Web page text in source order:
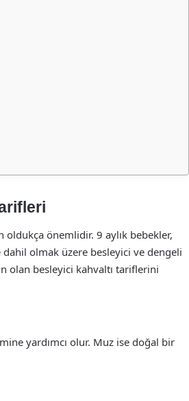
oldukça önemlidir. 9 aylık bebekler,
dahil olmak üzere besleyici ve dengeli
olan besleyici kahvaltı tariflerini
yardımcı olur. Muz ise doğal bir